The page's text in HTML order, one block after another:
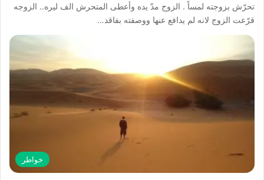
تحرّش بزوجته لمساً . الزوج مدّ يده وأعطى المتحرش الف ليره.. الزوجه
قرّعت الزوج لانه لم يدافع عنها ووصفته بفاقد…
خواطر